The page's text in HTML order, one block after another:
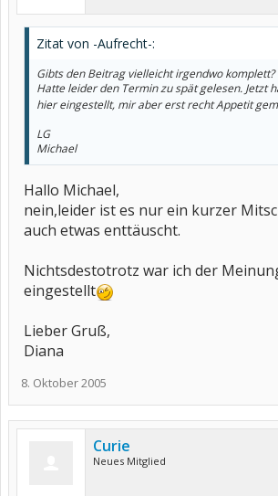
Zitat von -Aufrecht-:
Gibts den Beitrag vielleicht irgendwo komplett?
Hatte leider den Termin zu spät gelesen. Jetzt
hier eingestellt, mir aber erst recht Appetit
LG
Michael
Hallo Michael,
nein,leider ist es nur ein kurzer
auch etwas enttäuscht.
Nichtsdestotrotz war ich der
eingestellt
Lieber Gruß,
Diana
8. Oktober 2005
Curie
Neues Mitglied